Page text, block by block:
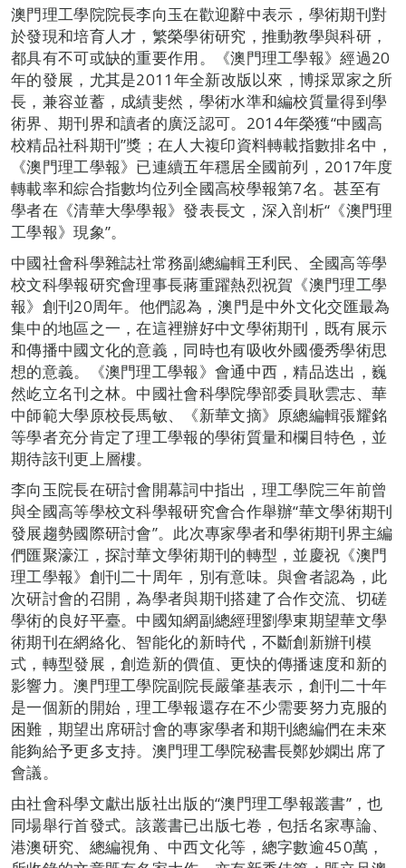
澳門理工學院院長李向玉在歡迎辭中表示，學術期刊對
於發現和培育人才，繁榮學術研究，推動教學與科研，
都具有不可或缺的重要作用。《澳門理工學報》經過20
年的發展，尤其是2011年全新改版以來，博採眾家之所
長，兼容並蓄，成績斐然，學術水準和編校質量得到學
術界、期刊界和讀者的廣泛認可。2014年榮獲“中國高
校精品社科期刊”獎；在人大複印資料轉載指數排名中，
《澳門理工學報》已連續五年穩居全國前列，2017年度
轉載率和綜合指數均位列全國高校學報第7名。甚至有
學者在《清華大學學報》發表長文，深入剖析“《澳門理
工學報》現象”。
中國社會科學雜誌社常務副總編輯王利民、全國高等學
校文科學報研究會理事長蔣重躍熱烈祝賀《澳門理工學
報》創刊20周年。他們認為，澳門是中外文化交匯最為
集中的地區之一，在這裡辦好中文學術期刊，既有展示
和傳播中國文化的意義，同時也有吸收外國優秀學術思
想的意義。《澳門理工學報》會通中西，精品迭出，巍
然屹立名刊之林。中國社會科學院學部委員耿雲志、華
中師範大學原校長馬敏、《新華文摘》原總編輯張耀銘
等學者充分肯定了理工學報的學術質量和欄目特色，並
期待該刊更上層樓。
李向玉院長在研討會開幕詞中指出，理工學院三年前曾
與全國高等學校文科學報研究會合作舉辦“華文學術期刊
發展趨勢國際研討會”。此次專家學者和學術期刊界主編
們匯聚濠江，探討華文學術期刊的轉型，並慶祝《澳門
理工學報》創刊二十周年，別有意味。與會者認為，此
次研討會的召開，為學者與期刊搭建了合作交流、切磋
學術的良好平臺。中國知網副總經理劉學東期望華文學
術期刊在網絡化、智能化的新時代，不斷創新辦刊模
式，轉型發展，創造新的價值、更快的傳播速度和新的
影響力。澳門理工學院副院長嚴肇基表示，創刊二十年
是一個新的開始，理工學報還存在不少需要努力克服的
困難，期望出席研討會的專家學者和期刊總編們在未來
能夠給予更多支持。澳門理工學院秘書長鄭妙嫻出席了
會議。
由社會科學文獻出版社出版的“澳門理工學報叢書”，也
同場舉行首發式。該叢書已出版七卷，包括名家專論、
港澳研究、總編視角、中西文化等，總字數逾450萬，